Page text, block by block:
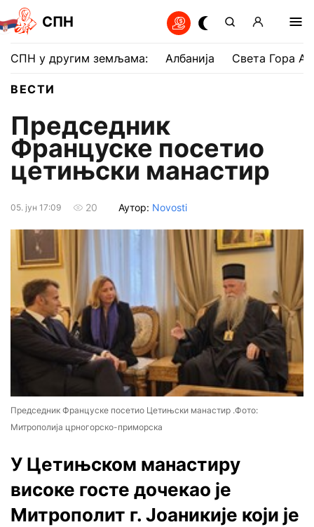
СПН
СПН у другим земљама: Албанија Света Гора
ВЕСТИ
Председник
Француске посетио
цетињски манастир
05. јун 17:09 20 Аутор: Novosti
Председник Француске посетио Цетињски манастир .Фото:
Митрополија црногорско-приморска
У Цетињском манастиру
високе госте дочекао је
Митрополит г. Јоаникије који је